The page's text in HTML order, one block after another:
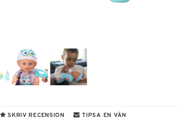
SKRIV RECENSION TIPSA EN VÄN